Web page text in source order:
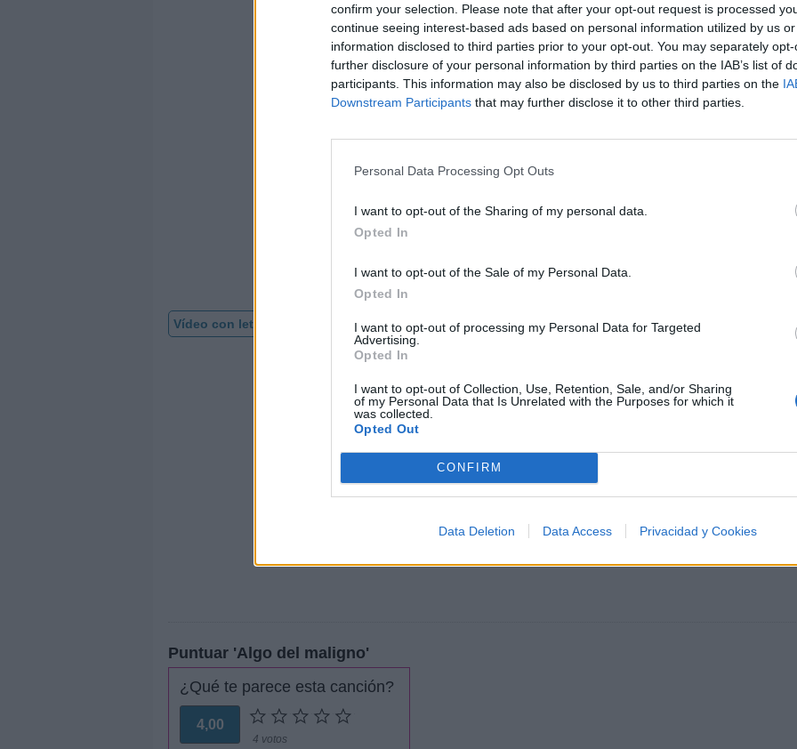
confirm your selection. Please note that after your opt-out request is processed
continue seeing interest-based ads based on personal information utilized by us
information disclosed to third parties prior to your opt-out. You may separately
further disclosure of your personal information by third parties on the IAB’s list of
participants. This information may also be disclosed by us to third parties on the
Downstream Participants that may further disclose it to other third parties.
Personal Data Processing Opt Outs
I want to opt-out of the Sharing of my personal data.
Opted In
I want to opt-out of the Sale of my Personal Data.
Opted In
I want to opt-out of processing my Personal Data for Targeted
Advertising.
Opted In
I want to opt-out of Collection, Use, Retention, Sale, and/or Sharing
of my Personal Data that Is Unrelated with the Purposes for which it
was collected.
Opted Out
CONFIRM
Data Deletion Data Access Privacidad y Cookies
de personas saludando para luego estarse
lamentando raperos colombianos salvese quien
y mas si son caleños con cali rap cartel
presenta algun problema hermano para machete
como siempre se destaca y es que tengo tengo ya
y es que tengo tengo ya tengo la respuesta
la respuesta tengo ya y es que tengo tengo ya es que
tengo ya tengo la respuesta la respuesta tengo ya
Vídeo con letra
Puntuar 'Algo del maligno'
¿Qué te parece esta canción?
4,00
4 votos